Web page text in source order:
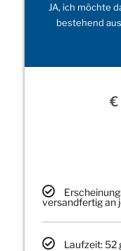
JA, ich möchte
bestehend
€
versandfertig an
Laufzeit: 52